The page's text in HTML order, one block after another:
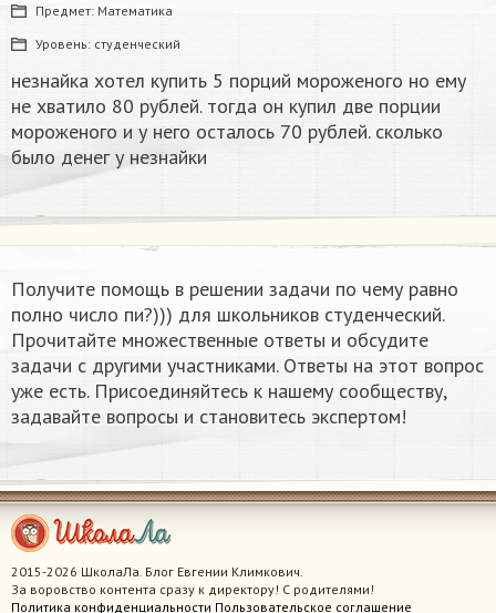
Предмет: Математика
Уровень: студенческий
незнайка хотел купить 5 порций мороженого но ему
не хватило 80 рублей. тогда он купил две порции
мороженого и у него осталось 70 рублей. сколько
было денег у незнайки
Получите помощь в решении задачи по чему равно
полно число пи?))) для школьников студенческий.
Прочитайте множественные ответы и обсудите
задачи с другими участниками. Ответы на этот вопрос
уже есть. Присоединяйтесь к нашему сообществу,
задавайте вопросы и становитесь экспертом!
2015-2026 ШколаЛа. Блог Евгении Климкович.
За воровство контента сразу к директору! С родителями!
Политика конфиденциальности Пользовательское соглашение